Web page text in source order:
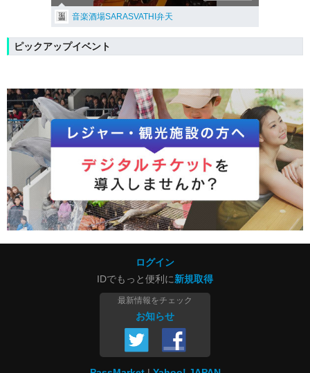
音楽酒場SARASVATHI弁天
ピックアップイベント
ログイン
IDでもっと便利に新規取得
最新情報をチェック
お知らせ